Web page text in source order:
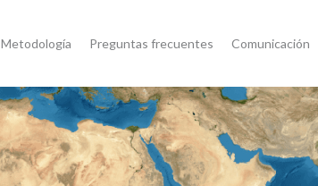
Metodología Preguntas frecuentes Comunicación